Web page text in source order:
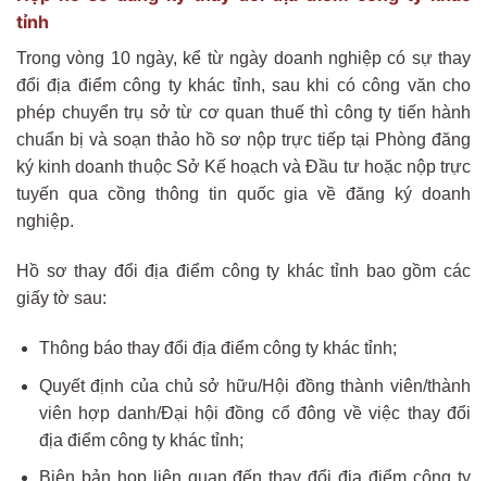
tỉnh
Trong vòng 10 ngày, kể từ ngày doanh nghiệp có sự thay
đổi địa điểm công ty khác tỉnh, sau khi có công văn cho
phép chuyển trụ sở từ cơ quan thuế thì công ty tiến hành
chuẩn bị và soạn thảo hồ sơ nộp trực tiếp tại Phòng đăng
ký kinh doanh thuộc Sở Kế hoạch và Đầu tư hoặc nộp trực
tuyến qua cồng thông tin quốc gia về đăng ký doanh
nghiệp.
Hồ sơ thay đổi địa điểm công ty khác tỉnh bao gồm các
giấy tờ sau:
Thông báo thay đổi địa điểm công ty khác tỉnh;
Quyết định của chủ sở hữu/Hội đồng thành viên/thành
viên hợp danh/Đại hội đồng cổ đông về việc thay đổi
địa điểm công ty khác tỉnh;